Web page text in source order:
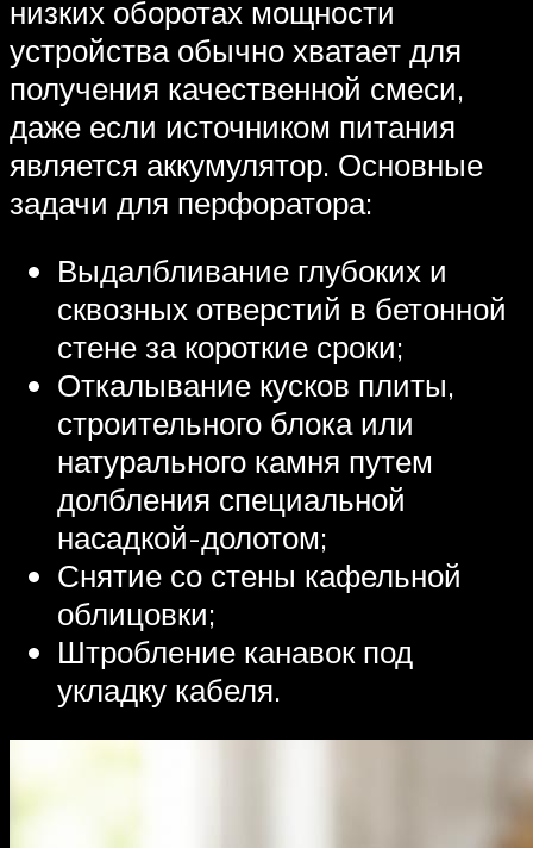
низких оборотах мощности
устройства обычно хватает для
получения качественной смеси,
даже если источником питания
является аккумулятор. Основные
задачи для перфоратора:
Выдалбливание глубоких и
сквозных отверстий в бетонной
стене за короткие сроки;
Откалывание кусков плиты,
строительного блока или
натурального камня путем
долбления специальной
насадкой-долотом;
Снятие со стены кафельной
облицовки;
Штробление канавок под
укладку кабеля.